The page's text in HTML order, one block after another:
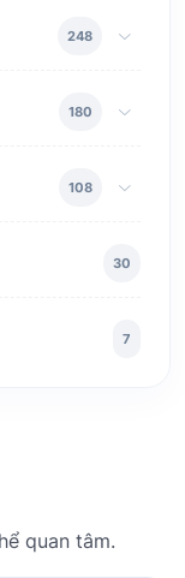
248
180
108
30
7
quan tâm.